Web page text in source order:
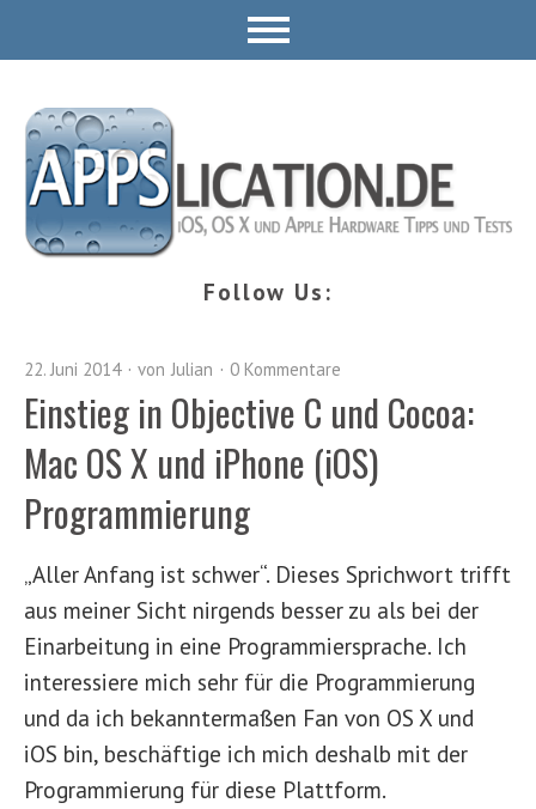
Follow Us:
22. Juni 2014 von Julian 0 Kommentare
Einstieg in Objective C und Cocoa:
Mac OS X und iPhone (iOS)
Programmierung
„Aller Anfang ist schwer“. Dieses Sprichwort trifft
aus meiner Sicht nirgends besser zu als bei der
Einarbeitung in eine Programmiersprache. Ich
interessiere mich sehr für die Programmierung
und da ich bekanntermaßen Fan von OS X und
iOS bin, beschäftige ich mich deshalb mit der
Programmierung für diese Plattform.